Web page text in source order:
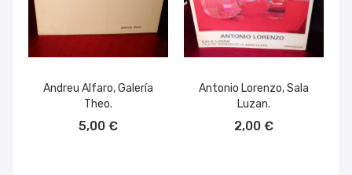
Andreu Alfaro, Galería
Theo.
5,00 €
Antonio Lorenzo, Sala
Luzan.
2,00 €